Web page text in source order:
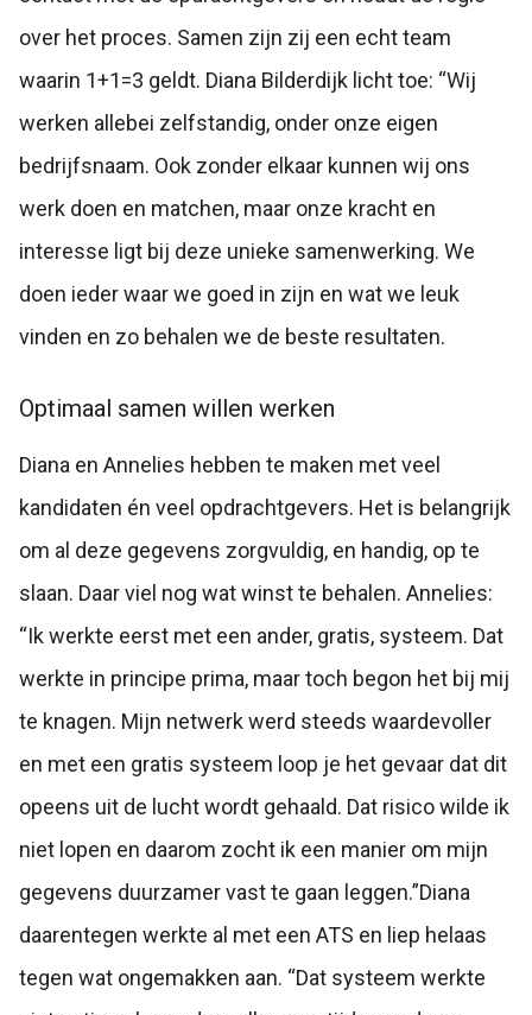
over het proces. Samen zijn zij een echt team
waarin 1+1=3 geldt. Diana Bilderdijk licht toe: “Wij
werken allebei zelfstandig, onder onze eigen
bedrijfsnaam. Ook zonder elkaar kunnen wij ons
werk doen en matchen, maar onze kracht en
interesse ligt bij deze unieke samenwerking. We
doen ieder waar we goed in zijn en wat we leuk
vinden en zo behalen we de beste resultaten.
Optimaal samen willen werken
Diana en Annelies hebben te maken met veel
kandidaten én veel opdrachtgevers. Het is belangrijk
om al deze gegevens zorgvuldig, en handig, op te
slaan. Daar viel nog wat winst te behalen. Annelies:
“Ik werkte eerst met een ander, gratis, systeem. Dat
werkte in principe prima, maar toch begon het bij mij
te knagen. Mijn netwerk werd steeds waardevoller
en met een gratis systeem loop je het gevaar dat dit
opeens uit de lucht wordt gehaald. Dat risico wilde ik
niet lopen en daarom zocht ik een manier om mijn
gegevens duurzamer vast te gaan leggen.”Diana
daarentegen werkte al met een ATS en liep helaas
tegen wat ongemakken aan. “Dat systeem werkte